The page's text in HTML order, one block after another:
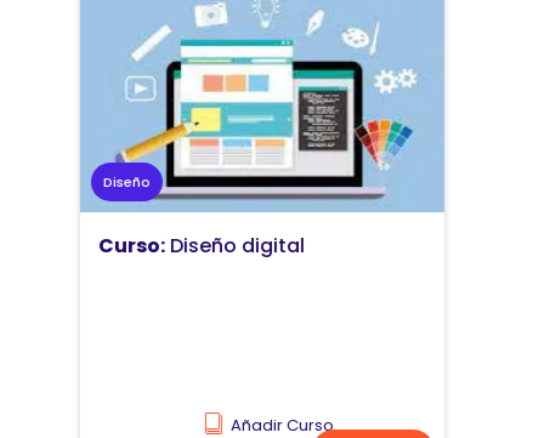
Marketing
Curso:Diseño y comunicación
Añadir Curso